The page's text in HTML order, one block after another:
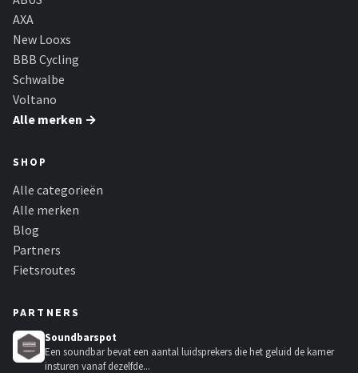
AXA
New Looxs
BBB Cycling
Schwalbe
Voltano
Alle merken →
SHOP
Alle categorieën
Alle merken
Blog
Partners
Fietsroutes
PARTNERS
Soundbarspot
Een soundbar bevat een aantal luidsprekers die het geluid de kamer
insturen vanaf dezelfde...